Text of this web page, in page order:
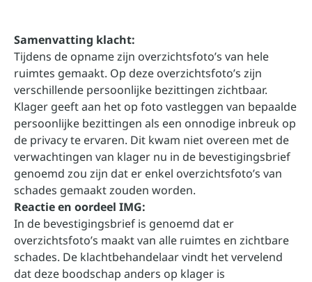
Samenvatting klacht:
Tijdens de opname zijn overzichtsfoto’s van hele
ruimtes gemaakt. Op deze overzichtsfoto’s zijn
verschillende persoonlijke bezittingen zichtbaar.
Klager geeft aan het op foto vastleggen van bepaalde
persoonlijke bezittingen als een onnodige inbreuk op
de privacy te ervaren. Dit kwam niet overeen met de
verwachtingen van klager nu in de bevestigingsbrief
genoemd zou zijn dat er enkel overzichtsfoto’s van
schades gemaakt zouden worden.
Reactie en oordeel IMG:
In de bevestigingsbrief is genoemd dat er
overzichtsfoto’s maakt van alle ruimtes en zichtbare
schades. De klachtbehandelaar vindt het vervelend
dat deze boodschap anders op klager is